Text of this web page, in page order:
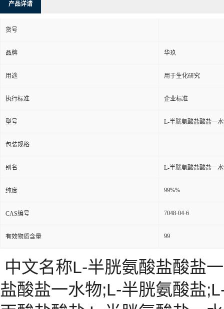
产品详请
货号
品牌 华玖
用途 用于生化研究
执行标准 企业标准
型号 L-半胱氨酸盐酸盐一
包装规格
别名 L-半胱氨酸盐酸盐一
纯度 99%%
CAS编号 7048-04-6
有效物质含量 99
中文名称L-半胱氨酸盐酸盐
盐酸盐一水物;L-半胱氨酸盐